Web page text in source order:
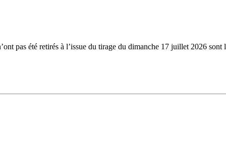
pas été retirés à l’issue du tirage du dimanche 17 juillet 2026